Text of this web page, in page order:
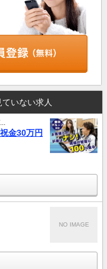
いない求人
金30万円
NO IMAGE